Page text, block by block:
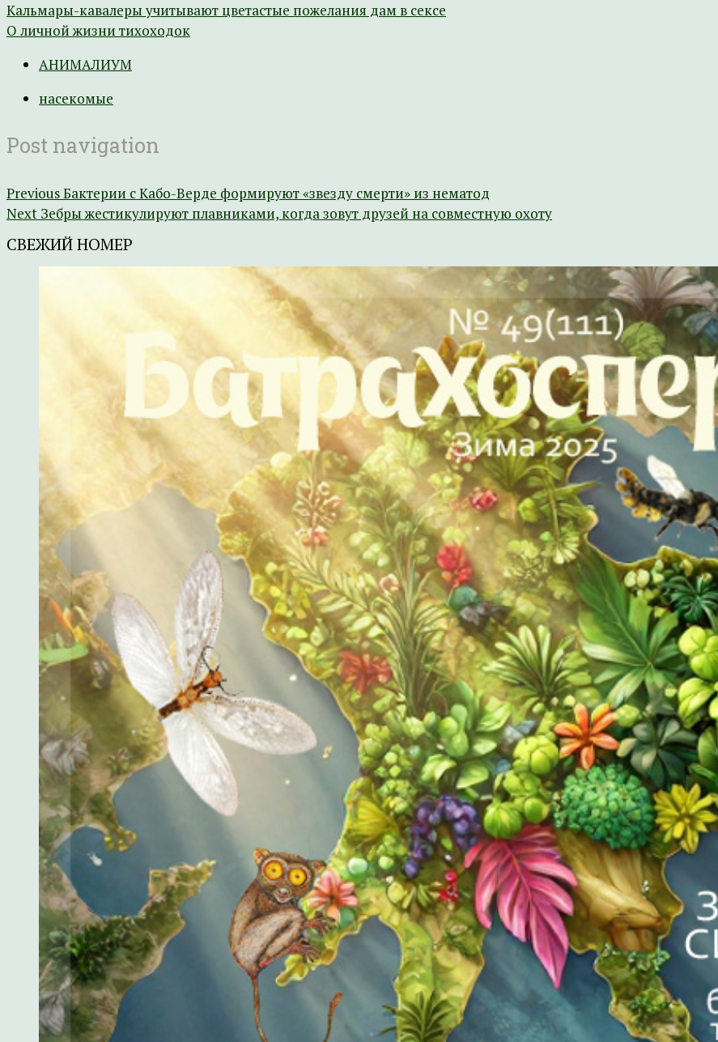
Кальмары-кавалеры учитывают цветастые пожелания дам в сексе
О личной жизни тихоходок
АНИМАЛИУМ
насекомые
Post navigation
PreviousБактерии с Кабо-Верде формируют «звезду смерти» из нематод
Next Зебры жестикулируют плавниками, когда зовут друзей на совместную охоту
СВЕЖИЙ НОМЕР